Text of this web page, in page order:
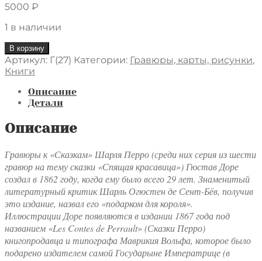
5000 ₽
1 в наличии
Количество
товара
Гравюра
Доре
издания
1864
"Сказки
матушки
Гусыни".
Данная
гравюра
к
сказке
в
сапогах"
В корзину
Артикул: Г(27) Категории: Гравюры, карты, рисунки,
Книги
Описание
Детали
Описание
Гравюры к «Сказкам» Шарля Перро (среди них серия из шести
гравюр на тему сказки «Спящая красавица») Гюстав Доре
создал в 1862 году, когда ему было всего 29 лет. Знаменитый
литературный критик Шарль Огюстен де Сент-Бёв, получив
это издание, назвал его «подарком для короля».
Иллюстрации Доре появляются в издании 1867 года под
названием «Les Contes de Perrault» (Сказки Перро)
книгопродавца и типографа Маврикия Вольфа, которое было
подарено издателем самой Государыне Императрице (в